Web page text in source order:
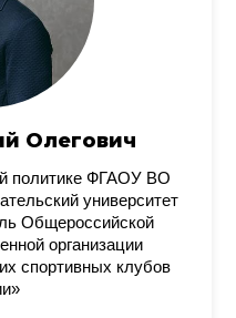
Олегович
политике ФГАОУ ВО
университет
Общероссийской
организации
спортивных клубов